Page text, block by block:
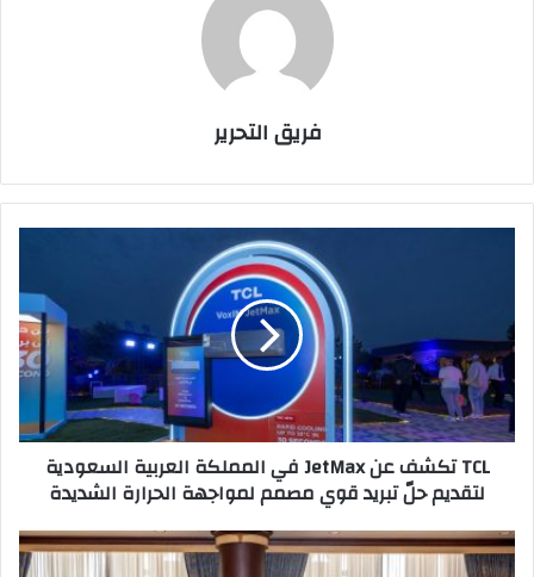
فريق التحرير
في
المملكة
العربية
السعودية
لتقديم
مصمم
لمواجهة
TCL تكشف عن JetMax في المملكة العربية السعودية
لتقديم حلّ تبريد قوي مصمم لمواجهة الحرارة الشديدة
نائب
أمير